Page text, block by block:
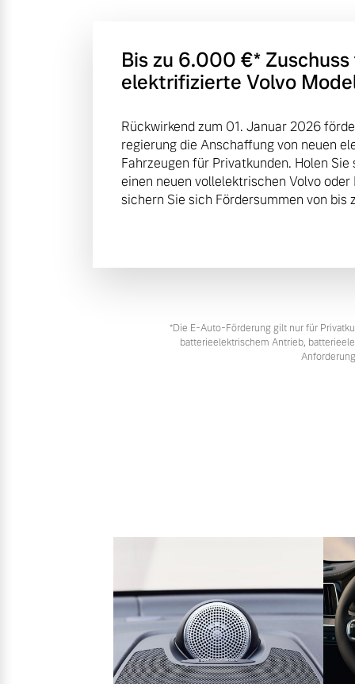
Bis zu 6.000 €⁠* Zuschuss
elektrifizierte Volvo
Rückwirkend zum 01. Januar 2026
regierung die Anschaffung von neuen
Fahrzeugen für Privatkunden. Holen
einen neuen vollelektrischen Volvo
sichern Sie sich Fördersummen von bis
*Die E‑Auto-Förderung gilt nur für
batterieelektrischem Antrieb,